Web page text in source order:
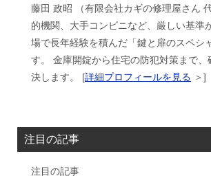
藤田 政昭 （有限会社カギの修理屋さん
的機関、大手コンビニなど、厳しい基準
場で長年経験を積んだ「鍵と扉のスペシ
す。 金庫開錠から住宅の防犯対策まで、
決します。 [詳細プロフィールを見る ＞]
注目の記事
注目の記事